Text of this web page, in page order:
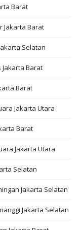
Barat
Jakarta Barat
Selatan
Jakarta Barat
Barat
Jakarta Utara
Barat
Jakarta Utara
Selatan
Jakarta Selatan
Jakarta Selatan